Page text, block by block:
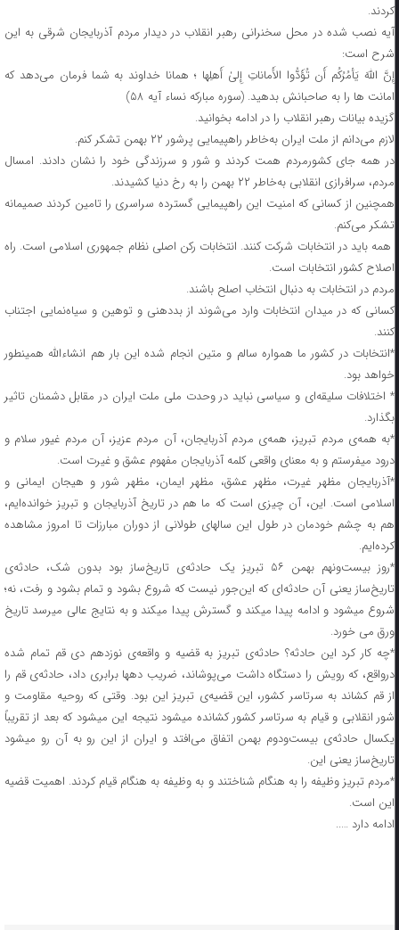
کردند.
آیه نصب شده در محل سخنرانی رهبر انقلاب در دیدار مردم آذربایجان شرقی به این
شرح است:
إِنَّ اللَّهَ یَأمُرُکُم أَن تُؤَدُّوا الأَماناتِ إِلیٰ أَهلِها ؛ همانا خداوند به شما فرمان می‌دهد که
امانت ها را به صاحبانش بدهید. (سوره مبارکه نساء آیه ۵۸)
گزیده بیانات رهبر انقلاب را در ادامه بخوانید.
لازم می‌دانم از ملت ایران به‌خاطر راهپیمایی پرشور ۲۲ بهمن تشکر کنم.
در همه جای کشورمردم همت کردند و شور و سرزندگی خود را نشان دادند. امسال
مردم، سرافرازی انقلابی به‌خاطر ۲۲ بهمن را به رخ دنیا کشیدند.
همچنین از کسانی که امنیت این راهپیمایی گسترده سراسری را تامین کردند صمیمانه
تشکر می‌کنم.
همه باید در انتخابات شرکت کنند. انتخابات رکن اصلی نظام جمهوری اسلامی است. راه
اصلاح کشور انتخابات است.
مردم در انتخابات به دنبال انتخاب اصلح باشند.
کسانی که در میدان انتخابات وارد می‌شوند از بددهنی و توهین و سیاه‌نمایی اجتناب
کنند.
*انتخابات در کشور ما همواره سالم و متین انجام شده این بار هم انشاءالله همینطور
خواهد بود.
* اختلافات سلیقه‌ای و سیاسی نباید در وحدت ملی ملت ایران در مقابل دشمنان تاثیر
بگذارد.
*به همه‌ی مردم تبریز، همه‌ی مردم آذربایجان، آن مردم عزیز، آن مردم غیور سلام و
درود میفرستم و به معنای واقعی کلمه آذربایجان مفهوم عشق و غیرت است.
*آذربایجان مظهر غیرت، مظهر عشق، مظهر ایمان، مظهر شور و هیجان ایمانی و
اسلامی است. این، آن چیزی است که ما هم در تاریخ آذربایجان و تبریز خوانده‌ایم،
هم به چشم خودمان در طول این سالهای طولانی از دوران مبارزات تا امروز مشاهده
کرده‌ایم.
*روز بیست‌ونهم بهمن ۵۶ تبریز یک حادثه‌ی تاریخ‌ساز بود بدون شک، حادثه‌ی
تاریخ‌ساز یعنی آن حادثه‌ای که این‌جور نیست که شروع بشود و تمام بشود و رفت، نه؛
شروع میشود و ادامه پیدا میکند و گسترش پیدا میکند و به نتایج عالی میرسد تاریخ
ورق می خورد.
*چه کار کرد این حادثه؟ حادثه‌ی تبریز به قضیه‌ و واقعه‌ی نوزدهم دی قم تمام شده
درواقع، که رویش را دستگاه داشت می‌پوشاند، ضریب دهها برابری داد، حادثه‌ی قم را
از قم کشاند به سرتاسر کشور، این قضیه‌ی تبریز این بود. وقتی که روحیه‌ مقاومت و
شور انقلابی و قیام به سرتاسر کشور کشانده میشود نتیجه این میشود که بعد از تقریباً
یکسال حادثه‌ی بیست‌ودوم بهمن اتفاق می‌افتد و ایران از این رو به آن رو میشود
تاریخ‌ساز یعنی این.
*مردم تبریز وظیفه را به هنگام شناختند و به وظیفه به هنگام قیام کردند. اهمیت قضیه
این است.
ادامه دارد …..